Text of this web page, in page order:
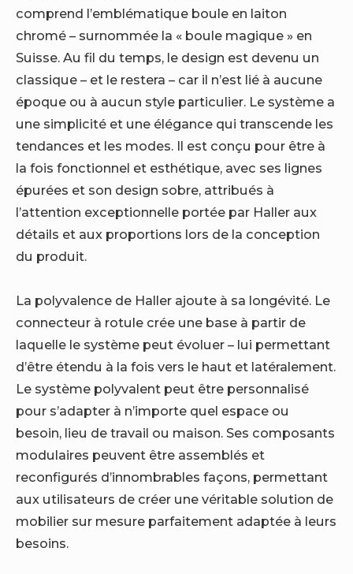
comprend l’emblématique boule en laiton
chromé – surnommée la « boule magique » en
Suisse. Au fil du temps, le design est devenu un
classique – et le restera – car il n’est lié à aucune
époque ou à aucun style particulier. Le système a
une simplicité et une élégance qui transcende les
tendances et les modes. Il est conçu pour être à
la fois fonctionnel et esthétique, avec ses lignes
épurées et son design sobre, attribués à
l’attention exceptionnelle portée par Haller aux
détails et aux proportions lors de la conception
du produit.
La polyvalence de Haller ajoute à sa longévité. Le
connecteur à rotule crée une base à partir de
laquelle le système peut évoluer – lui permettant
d’être étendu à la fois vers le haut et latéralement.
Le système polyvalent peut être personnalisé
pour s’adapter à n’importe quel espace ou
besoin, lieu de travail ou maison. Ses composants
modulaires peuvent être assemblés et
reconfigurés d’innombrables façons, permettant
aux utilisateurs de créer une véritable solution de
mobilier sur mesure parfaitement adaptée à leurs
besoins.